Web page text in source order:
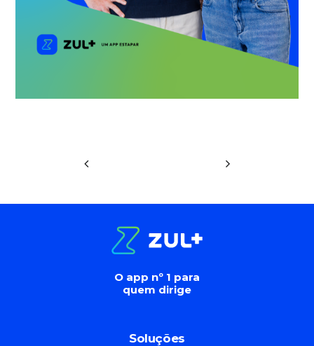
O app nº 1 para
quem dirige
Soluções